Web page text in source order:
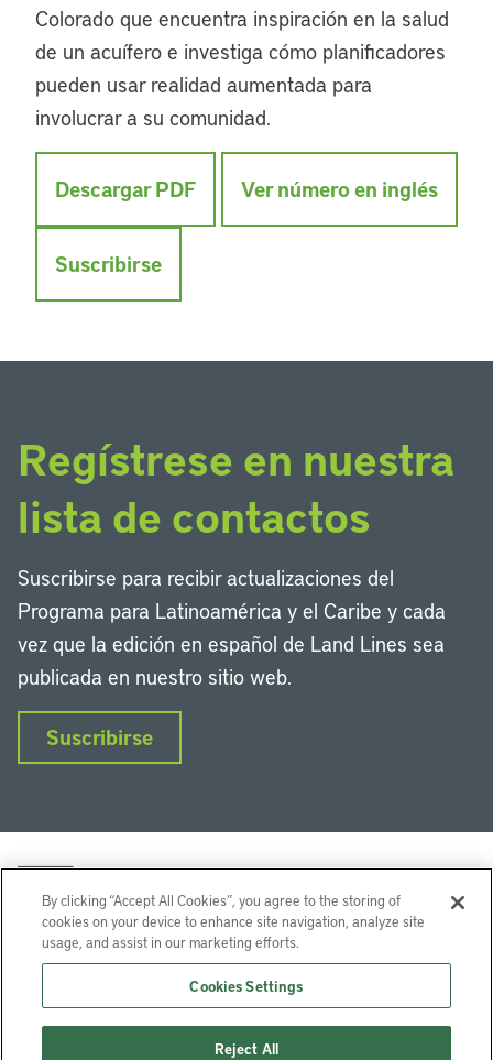
Colorado que encuentra inspiración en la salud
de un acuífero e investiga cómo planificadores
pueden usar realidad aumentada para
involucrar a su comunidad.
Descargar PDF Ver número en inglés
Suscribirse
Regístrese en nuestra
lista de contactos
Suscribirse para recibir actualizaciones del
Programa para Latinoamérica y el Caribe y cada
vez que la edición en español de Land Lines sea
publicada en nuestro sitio web.
Suscribirse
InstagramFacebookTwitter
Lincoln Institute of Land Policy © 2026
By clicking “Accept All Cookies”, you agree to the storing of
cookies on your device to enhance site navigation, analyze site
usage, and assist in our marketing efforts.
Cookies Settings
Reject All